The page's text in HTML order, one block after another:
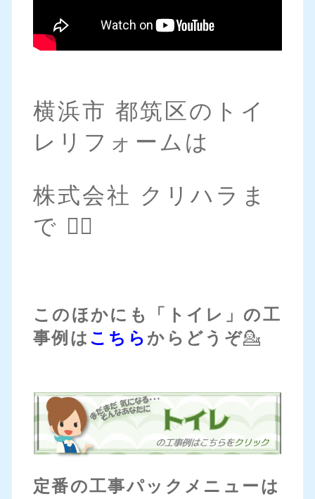
横浜市 都筑区のトイ
レリフォームは
株式会社 クリハラま
で 💁‍♀️
このほかにも「トイレ」の工
事例は こちら からどうぞ💁
定番の工事パックメニューは